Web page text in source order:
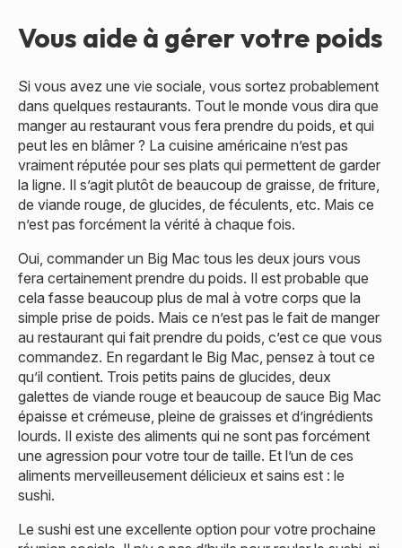
Vous aide à gérer votre poids
Si vous avez une vie sociale, vous sortez probablement
dans quelques restaurants. Tout le monde vous dira que
manger au restaurant vous fera prendre du poids, et qui
peut les en blâmer ? La cuisine américaine n’est pas
vraiment réputée pour ses plats qui permettent de garder
la ligne. Il s’agit plutôt de beaucoup de graisse, de friture,
de viande rouge, de glucides, de féculents, etc. Mais ce
n’est pas forcément la vérité à chaque fois.
Oui, commander un Big Mac tous les deux jours vous
fera certainement prendre du poids. Il est probable que
cela fasse beaucoup plus de mal à votre corps que la
simple prise de poids. Mais ce n’est pas le fait de manger
au restaurant qui fait prendre du poids, c’est ce que vous
commandez. En regardant le Big Mac, pensez à tout ce
qu’il contient. Trois petits pains de glucides, deux
galettes de viande rouge et beaucoup de sauce Big Mac
épaisse et crémeuse, pleine de graisses et d’ingrédients
lourds. Il existe des aliments qui ne sont pas forcément
une agression pour votre tour de taille. Et l’un de ces
aliments merveilleusement délicieux et sains est : le
sushi.
Le sushi est une excellente option pour votre prochaine